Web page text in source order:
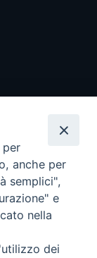
riservati - Vita
per
anche per
semplici",
e
nella
dei